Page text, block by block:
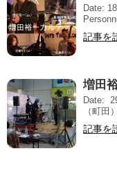
Date:
記事を
増田
Date:
（町田
記事を